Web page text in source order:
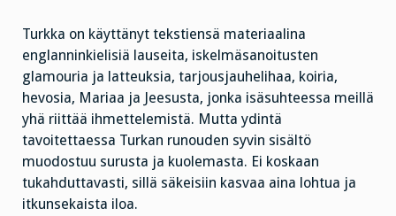
Turkka on käyttänyt tekstiensä materiaalina
englanninkielisiä lauseita, iskelmäsanoitusten
glamouria ja latteuksia, tarjousjauhelihaa, koiria,
hevosia, Mariaa ja Jeesusta, jonka isäsuhteessa meillä
yhä riittää ihmettelemistä. Mutta ydintä
tavoitettaessa Turkan runouden syvin sisältö
muodostuu surusta ja kuolemasta. Ei koskaan
tukahduttavasti, sillä säkeisiin kasvaa aina lohtua ja
itkunsekaista iloa.